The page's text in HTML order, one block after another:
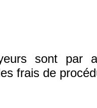
sont par
frais de